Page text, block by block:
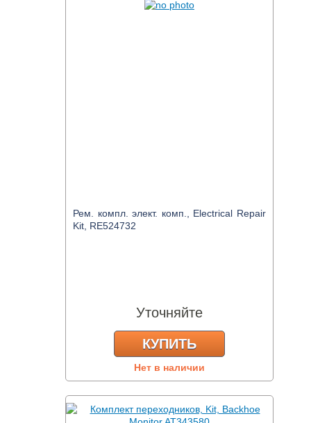
Рем. компл. элект. комп., Electrical Repair
Kit, RE524732
Уточняйте
КУПИТЬ
Нет в наличии